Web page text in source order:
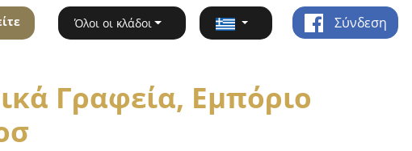
Όλοι οι κλάδοι Σύνδεση
Γραφεία, Εμπόριο